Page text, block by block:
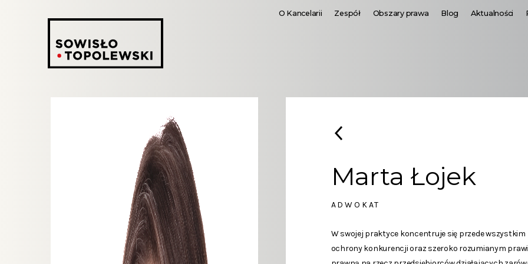
O Kancelarii Zespół Obszary prawa Blog Aktualności
Marta Łojek
ADWOKAT
W swojej praktyce koncentruje się przede
ochrony konkurencji oraz szeroko rozumianym